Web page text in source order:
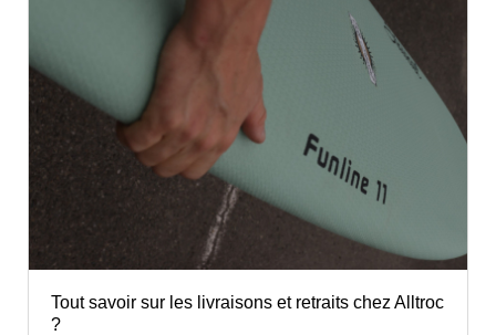
Tout savoir sur les livraisons et retraits chez Alltroc
?‍